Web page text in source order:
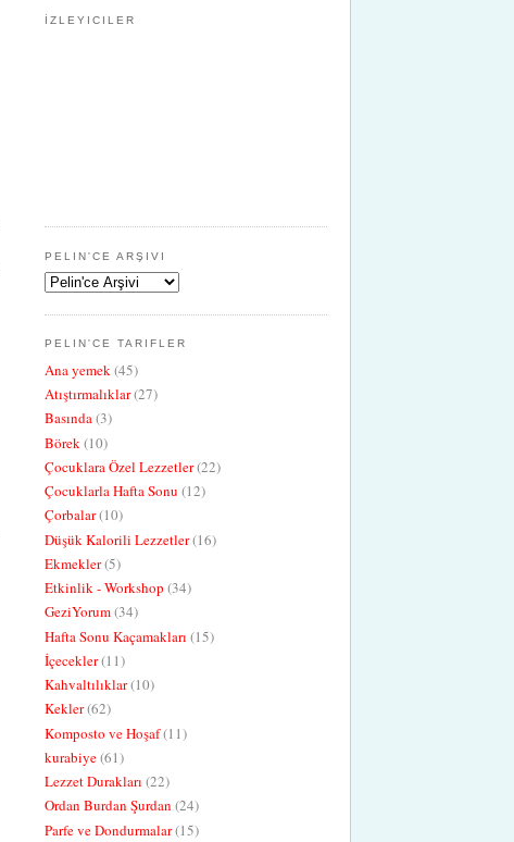
İZLEYICILER
PELIN'CE ARŞIVI
PELIN'CE TARIFLER
Ana yemek(45)
Atıştırmalıklar(27)
Basında(3)
Börek(10)
Çocuklara Özel Lezzetler(22)
Çocuklarla Hafta Sonu (12)
Çorbalar(10)
Düşük Kalorili Lezzetler(16)
Ekmekler(5)
Etkinlik - Workshop (34)
GeziYorum(34)
Hafta Sonu Kaçamakları (15)
İçecekler(11)
Kahvaltılıklar(10)
Kekler(62)
Komposto ve Hoşaf(11)
kurabiye(61)
Lezzet Durakları (22)
Ordan Burdan Şurdan (24)
Parfe ve Dondurmalar(15)